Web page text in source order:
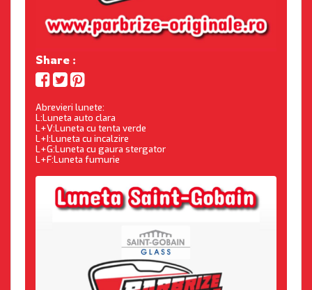
Share :
Abrevieri lunete:
L:Luneta auto clara
L+V:Luneta cu tenta verde
L+I:Luneta cu incalzire
L+G:Luneta cu gaura stergator
L+F:Luneta fumurie